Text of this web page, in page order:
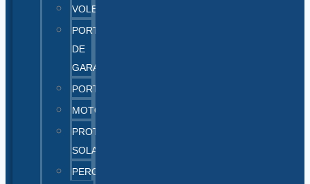
VOLETS
PORTES
DE
GARAGE
PORTAILS
MOTORISATION
PROTECTIONS
SOLAIRES
PERGOLAS